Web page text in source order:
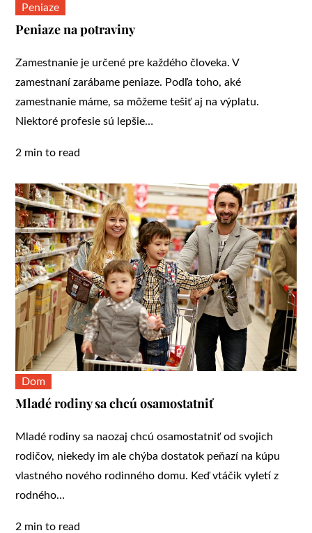
Peniaze
Peniaze na potraviny
Zamestnanie je určené pre každého človeka. V
zamestnaní zarábame peniaze. Podľa toho, aké
zamestnanie máme, sa môžeme tešiť aj na výplatu.
Niektoré profesie sú lepšie…
2 min to read
Dom
Mladé rodiny sa chcú osamostatniť
Mladé rodiny sa naozaj chcú osamostatniť od svojich
rodičov, niekedy im ale chýba dostatok peňazí na kúpu
vlastného nového rodinného domu. Keď vtáčik vyletí z
rodného…
2 min to read